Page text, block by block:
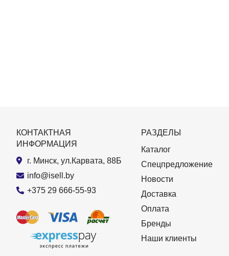
КОНТАКТНАЯ
ИНФОРМАЦИЯ
г. Минск, ул.Карвата, 88Б
info@isell.by
+375 29 666-55-93
РАЗДЕЛЫ
Каталог
Спецпредложение
Новости
Доставка
Оплата
Бренды
Наши клиенты